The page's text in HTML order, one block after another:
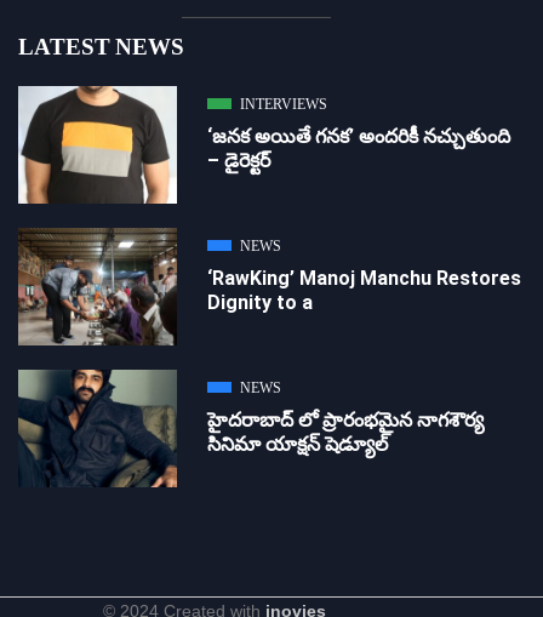
LATEST NEWS
INTERVIEWS
‘జ‌న‌క అయితే గ‌న‌క‌’ అందరికీ నచ్చుతుంది
– డైరెక్ట‌ర్
NEWS
‘RawKing’ Manoj Manchu Restores
Dignity to a
NEWS
హైదరాబాద్ లో ప్రారంభమైన నాగశౌర్య
సినిమా యాక్షన్ షెడ్యూల్
© 2024 Created with inovies